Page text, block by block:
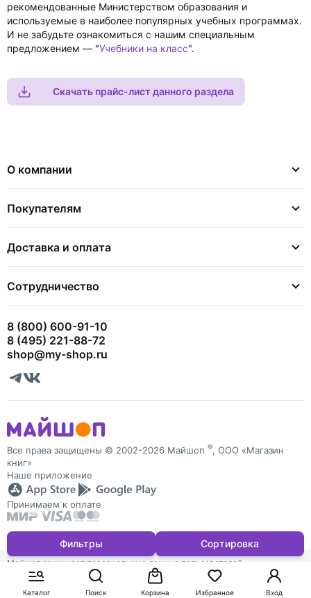
Каталог Поиск Вход
Избранное
Корзина
рекомендованные Министерством образования и
используемые в наиболее популярных учебных программах.
И не забудьте ознакомиться с нашим специальным
предложением — "Учебники на класс".
Скачать прайс-лист данного раздела
Фильтры Сортировка
О компании
Покупателям
Доставка и оплата
Сотрудничество
8 (800) 600-91-10
8 (495) 221-88-72
shop@my-shop.ru
Все права защищены © 2002-2026 Майшоп ®, ООО «Магазин
книг»
Наше приложение
Принимаем к оплате
Майшоп защищает персональные данные пользователей
и обрабатывает Cookies для персонализации сервисов. Запретить
обработку Cookies можно в настройках браузера